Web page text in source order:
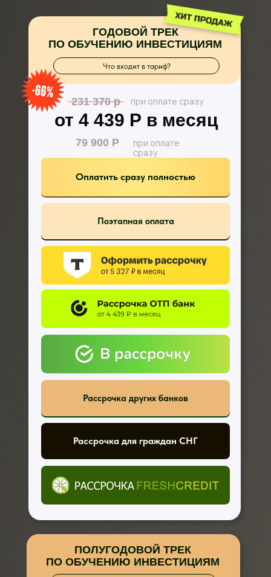
Оплатить сразу полностью
Поэтапная оплата
Рассрочка других банков
при оплате сразу
231 370 р
при оплате
сразу
79 900 Р
от 4 439 Р в месяц
ГОДОВОЙ ТРЕК
ПО ОБУЧЕНИЮ ИНВЕСТИЦИЯМ
Что входит в тариф?
ПОЛУГОДОВОЙ ТРЕК
ПО ОБУЧЕНИЮ ИНВЕСТИЦИЯМ
Рассрочка для граждан СНГ